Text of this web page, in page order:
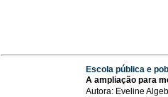
Escola pública e
A ampliação para
Autora: Eveline